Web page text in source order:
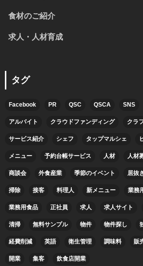
食材のご紹介
求人・人材育成
タグ
Facebook PR QSC QSCA SNS
アルバイト クラウドファンディング クラ
サービス紹介 シェフ タップマルシェ
メニュー 予約台帳サービス 人材 人材
商談会 外食産業 季節のイベント 居抜
掃除 接客 料理人 新メニュー 業務
業務用食品 正社員 求人 求人サイト
清掃 無料サンプル 物件 物件探し
経費削減 英語 衛生管理 調味料 販
開業 集客 飲食店開業